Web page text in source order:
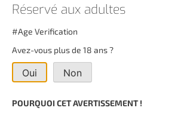
Réservé aux adultes
#Age Verification
Avez-vous plus de 18 ans ?
Oui Non
POURQUOI CET AVERTISSEMENT !